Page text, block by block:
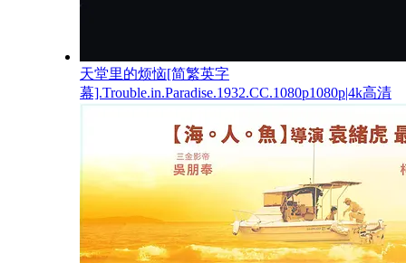
天堂里的烦恼[简繁英字
幕].Trouble.in.Paradise.1932.CC.1080p1080p|4k高清